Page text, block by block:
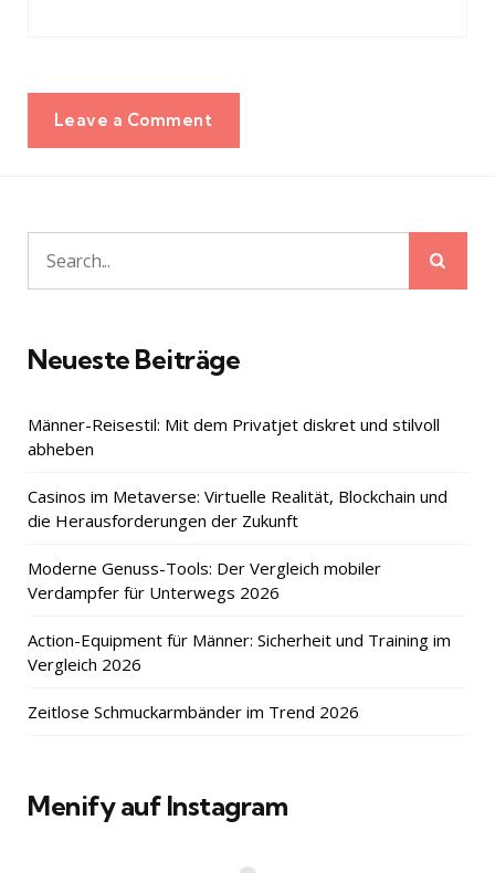
Leave a Comment
Search
for:
Neueste Beiträge
Männer-Reisestil: Mit dem Privatjet diskret und stilvoll
abheben
Casinos im Metaverse: Virtuelle Realität, Blockchain und
die Herausforderungen der Zukunft
Moderne Genuss-Tools: Der Vergleich mobiler
Verdampfer für Unterwegs 2026
Action-Equipment für Männer: Sicherheit und Training im
Vergleich 2026
Zeitlose Schmuckarmbänder im Trend 2026
Menify auf Instagram